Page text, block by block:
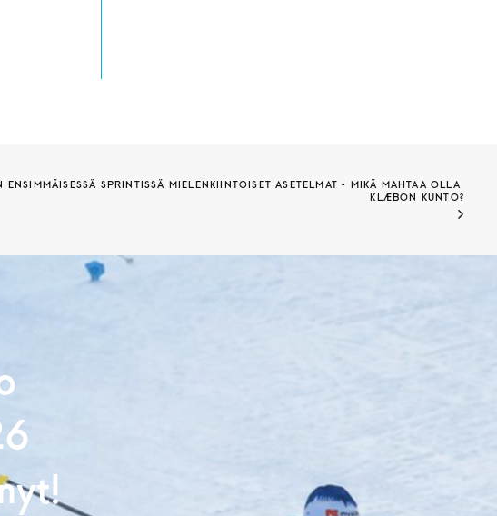
ENSIMMÄISESSÄ SPRINTISSÄ MIELENKIINTOISET ASETELMAT - MIKÄ MAHTAA OLLA
KLÆBON KUNTO?